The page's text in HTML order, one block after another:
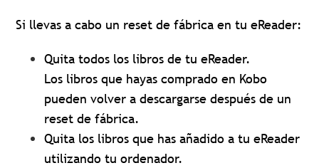
Si llevas a cabo un reset de fábrica en tu eReader:
Quita todos los libros de tu eReader.
Los libros que hayas comprado en Kobo
pueden volver a descargarse después de un
reset de fábrica.
Quita los libros que has añadido a tu eReader
utilizando tu ordenador.